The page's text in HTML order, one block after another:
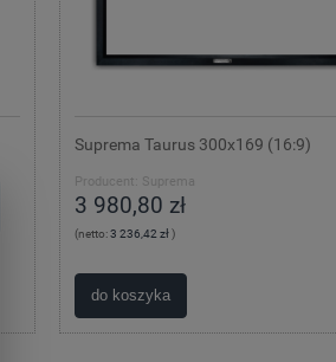
Suprema Taurus 300x169 (16:9)
Producent: Suprema
3 980,80 zł
(netto:3 236,42 zł)
do koszyka